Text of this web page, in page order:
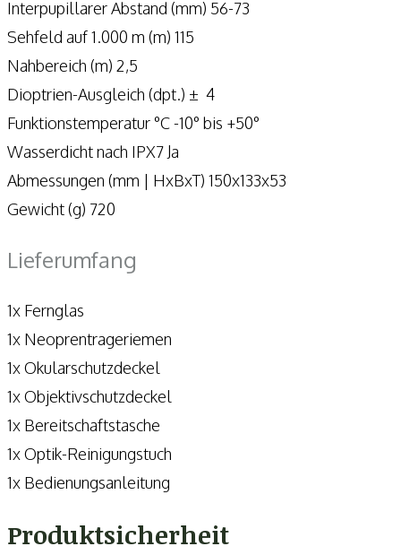
Interpupillarer Abstand (mm) 56-73
Sehfeld auf 1.000 m (m) 115
Nahbereich (m) 2,5
Dioptrien-Ausgleich (dpt.) ± 4
Funktionstemperatur °C -10° bis +50°
Wasserdicht nach IPX7 Ja
Abmessungen (mm | HxBxT) 150x133x53
Gewicht (g) 720
Lieferumfang
1x Fernglas
1x Neoprentrageriemen
1x Okularschutzdeckel
1x Objektivschutzdeckel
1x Bereitschaftstasche
1x Optik-Reinigungstuch
1x Bedienungsanleitung
Produktsicherheit